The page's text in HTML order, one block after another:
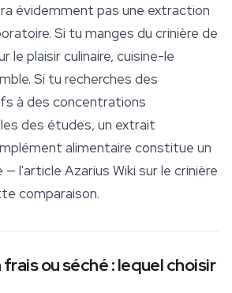
évidemment pas une extraction
Si tu manges du crinière de
le plaisir culinaire, cuisine-le
Si tu recherches des
à des concentrations
des études, un extrait
alimentaire constitue un
l'article Azarius Wiki sur le crinière
comparaison.
ou séché : lequel choisir